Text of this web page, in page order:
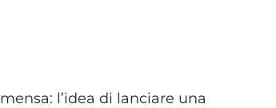
l’idea di lanciare una